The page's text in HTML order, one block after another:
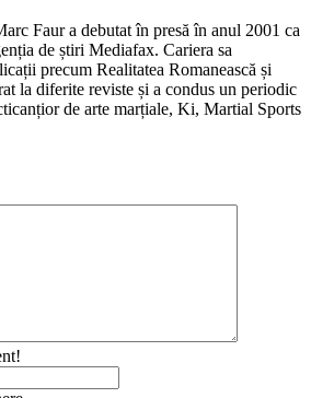
Faur a debutat în presă în anul 2001 ca
de știri Mediafax. Cariera sa
precum Realitatea Romanească și
la diferite reviste și a condus un periodic
de arte marțiale, Ki, Martial Sports